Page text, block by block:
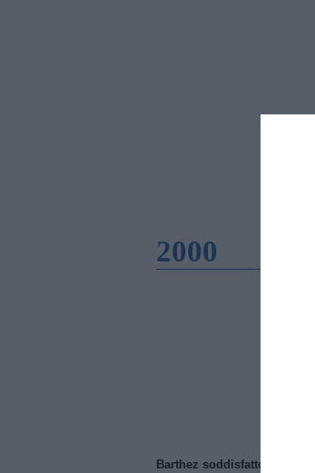
2000
Barthez soddisfatto del